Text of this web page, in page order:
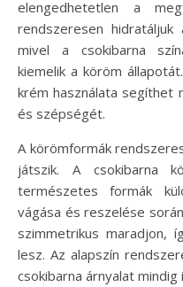
elengedhetetlen a
rendszeresen
mivel a csokibarna
kiemelik a köröm
krém használata segíthet
és szépségét.
A körömformák
játszik. A csokibarna
természetes formák
vágása és reszelése
szimmetrikus maradjon,
lesz. Az alapszín
csokibarna árnyalat